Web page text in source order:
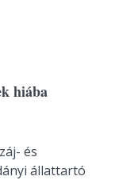
hiába
és
állattartó